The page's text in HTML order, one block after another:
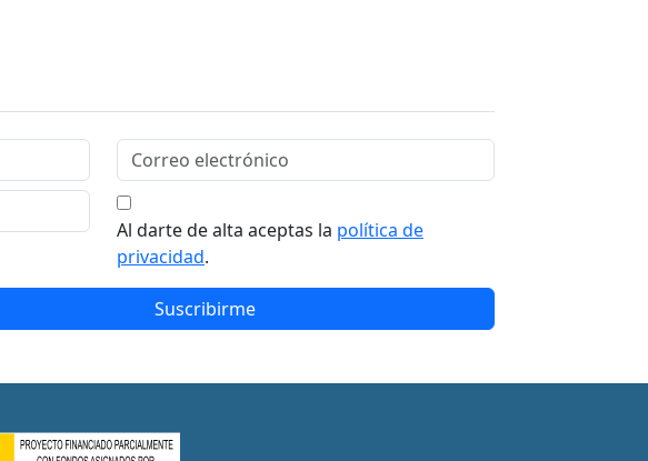
Al darte de alta aceptas la política de
privacidad.
Suscribirme